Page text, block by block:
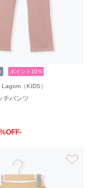
ポイント10%
（KIDS）
チパンツ